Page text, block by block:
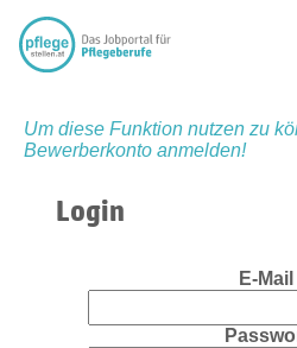
Um diese Funktion nutzen zu
Bewerberkonto anmelden!
Login
E-Mail